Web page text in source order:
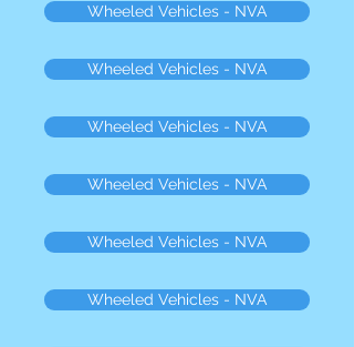
Wheeled Vehicles - NVA
Wheeled Vehicles - NVA
Wheeled Vehicles - NVA
Wheeled Vehicles - NVA
Wheeled Vehicles - NVA
Wheeled Vehicles - NVA